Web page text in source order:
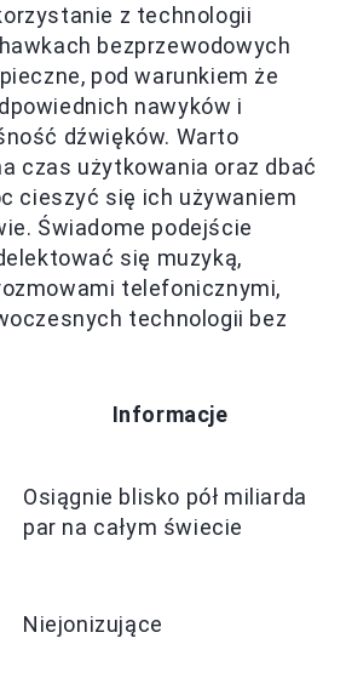
z technologii
bezprzewodowych
pod warunkiem że
nawyków i
dźwięków. Warto
czas użytkowania oraz dbać
cieszyć się ich używaniem
Świadome podejście
się muzyką,
telefonicznymi,
technologii bez
Informacje
Osiągnie blisko pół miliarda
par na całym świecie
Niejonizujące